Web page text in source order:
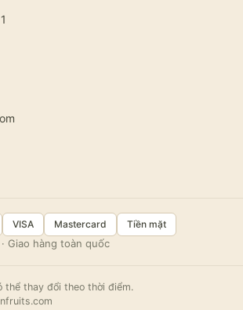
VISA Mastercard Tiền mặt
Giao hàng toàn quốc
thể thay đổi theo thời điểm.